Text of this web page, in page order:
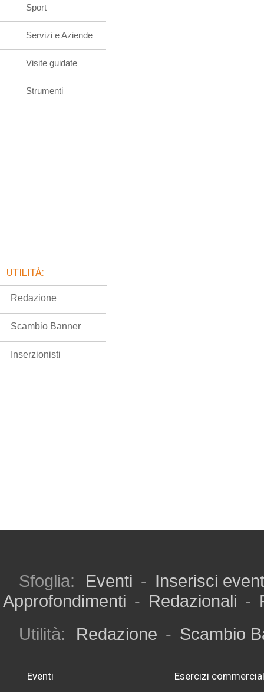
Sport
Servizi e Aziende
Visite guidate
Strumenti
UTILITÀ:
Redazione
Scambio Banner
Inserzionisti
Sfoglia: Eventi - Inserisci
Approfondimenti - Redazionali -
Utilità:
Redazione - Scambio
Eventi Esercizi